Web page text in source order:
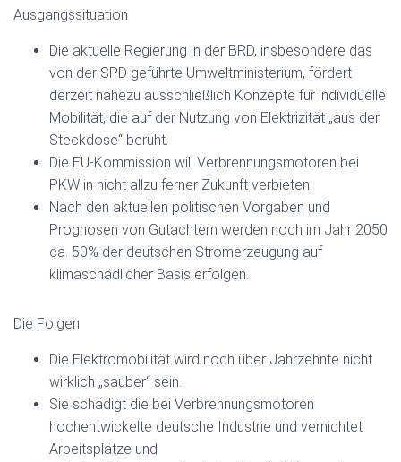
Ausgangssituation
Die aktuelle Regierung in der BRD, insbesondere das
von der SPD geführte Umweltministerium, fördert
derzeit nahezu ausschließlich Konzepte für individuelle
Mobilität, die auf der Nutzung von Elektrizität „aus der
Steckdose“ beruht.
Die EU-Kommission will Verbrennungsmotoren bei
PKW in nicht allzu ferner Zukunft verbieten.
Nach den aktuellen politischen Vorgaben und
Prognosen von Gutachtern werden noch im Jahr 2050
ca. 50% der deutschen Stromerzeugung auf
klimaschädlicher Basis erfolgen.
Die Folgen
Die Elektromobilität wird noch über Jahrzehnte nicht
wirklich „sauber“ sein.
Sie schädigt die bei Verbrennungsmotoren
hochentwickelte deutsche Industrie und vernichtet
Arbeitsplätze und